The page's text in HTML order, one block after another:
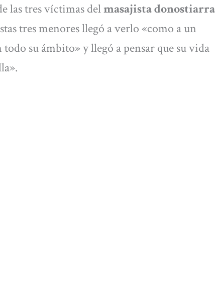
las tres víctimas delmasajista donostiarra
tres menores llegó a verlo «como a un
su ámbito» y llegó a pensar que su vida